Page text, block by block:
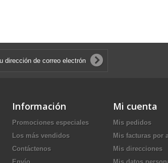
Información
Promociones especiales
Los más vendidos
Contáctenos
Mi cuenta
Mis pedidos
Mis facturas por
Mis direcciones